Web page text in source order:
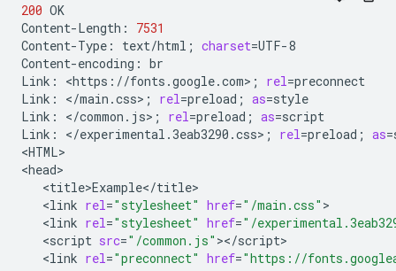
200 OK
Content-Length:
7531
Content-Type:
text/html ; charset=UTF-8
Content-encoding: br
Link:
<https://fonts.google.com> ; rel=preconnect
Link:
</main.css> ; rel=preload ; as=style
Link:
</common.js> ; rel=preload ; as=script
Link:
</experimental.3eab3290.css> ; rel=preload ; as=
<HTML>
<link rel="stylesheet" href="/main.css"
<link rel="stylesheet" href="/
<script src="/common.js"
<link rel="preconnect" href="https://